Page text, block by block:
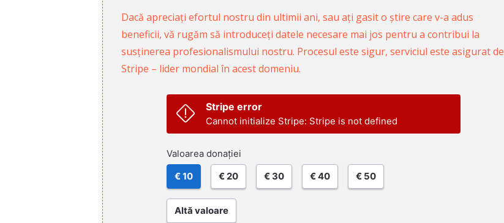
Dacă apreciați efortul nostru din ultimii ani, sau ați gasit o știre care v-a adus
beneficii, vă rugăm să introduceți datele necesare mai jos pentru a contribui la
susținerea profesionalismului nostru. Procesul este sigur, serviciul este asigurat de
Stripe – lider mondial în acest domeniu.
Stripe error
Cannot initialize Stripe: Stripe is not defined
Valoarea donației
€ 10 € 20 € 30 € 40 € 50
Altă valoare